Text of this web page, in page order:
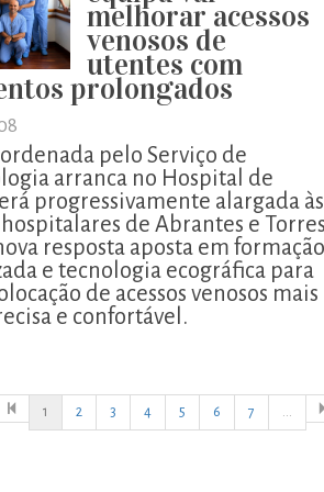
melhorar acessos
venosos de
utentes com
prolongados
pelo Serviço de
arranca no Hospital de
progressivamente alargada às
de Abrantes e
resposta aposta em formação
e tecnologia ecográfica para
de acessos venosos mais
e confortável.
1 2 3 4 5 6 7 ...